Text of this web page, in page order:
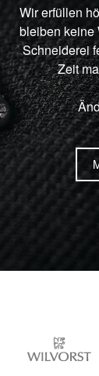
Wir erfüllen
bleiben keine
Schneiderei
Zeit